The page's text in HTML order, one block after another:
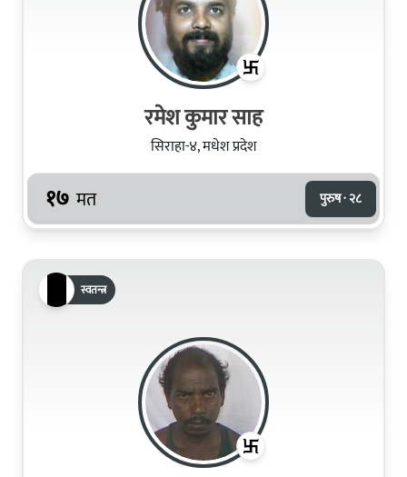
रमेश कुमार साह
सिराहा-४, मधेश प्रदेश
१७ मत पुरुष · २८
स्वतन्त्र